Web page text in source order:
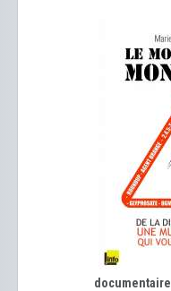
documentaire